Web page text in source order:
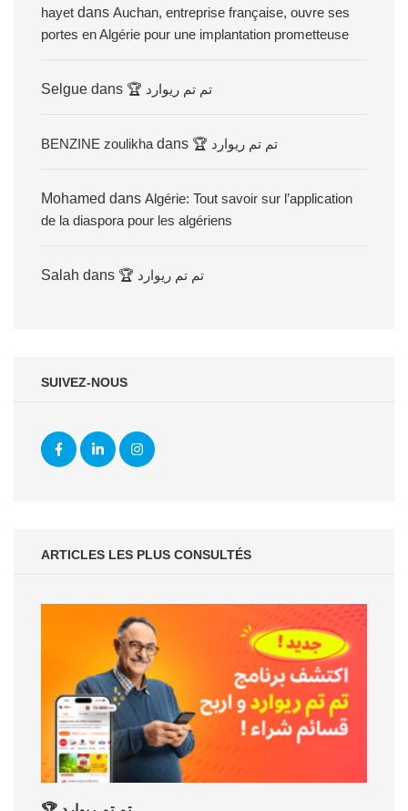
hayet dans Auchan, entreprise française, ouvre ses
portes en Algérie pour une implantation prometteuse
Selgue dans 🏆 تم تم ريوارد
BENZINE zoulikha dans 🏆 تم تم ريوارد
Mohamed dans Algérie: Tout savoir sur l’application
de la diaspora pour les algériens
Salah dans 🏆 تم تم ريوارد
SUIVEZ-NOUS
ARTICLES LES PLUS CONSULTÉS